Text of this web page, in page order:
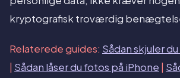
kryptografisk troværdig
Relaterede guides: Sådan skjuler
| Sådan låser du fotos på iPhone |